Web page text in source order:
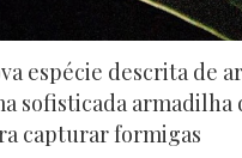
espécie descrita de
sofisticada armadilha
capturar formigas